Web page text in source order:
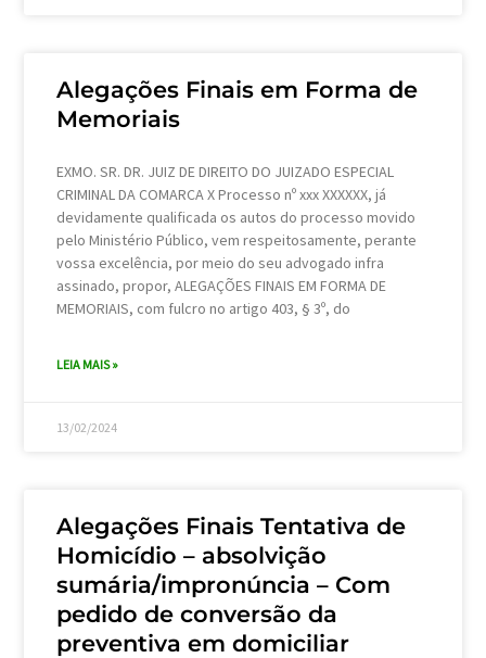
Alegações Finais em Forma de
Memoriais
EXMO. SR. DR. JUIZ DE DIREITO DO JUIZADO ESPECIAL
CRIMINAL DA COMARCA X Processo nº xxx XXXXXX, já
devidamente qualificada os autos do processo movido
pelo Ministério Público, vem respeitosamente, perante
vossa excelência, por meio do seu advogado infra
assinado, propor, ALEGAÇÕES FINAIS EM FORMA DE
MEMORIAIS, com fulcro no artigo 403, § 3º, do
LEIA MAIS »
13/02/2024
Alegações Finais Tentativa de
Homicídio – absolvição
sumária/impronúncia – Com
pedido de conversão da
preventiva em domiciliar